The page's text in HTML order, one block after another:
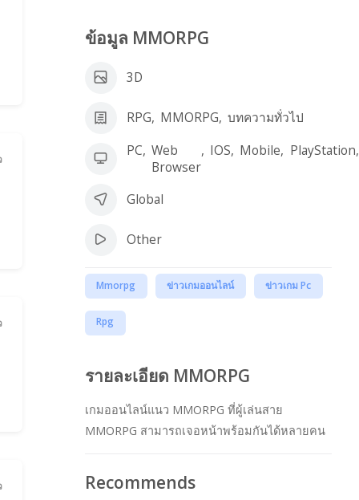
ข้อมูล MMORPG
3D
RPG, MMORPG, บทความทั่วไป
PC, Web
Browser
, IOS, Mobile, PlayStation,
Global
Other
Mmorpg ข่าวเกมออนไลน์ ข่าวเกม Pc
Rpg
รายละเอียด MMORPG
เกมออนไลน์แนว MMORPG ที่ผู้เล่นสาย
MMORPG สามารถเจอหน้าพร้อมกันได้หลายคน
Recommends